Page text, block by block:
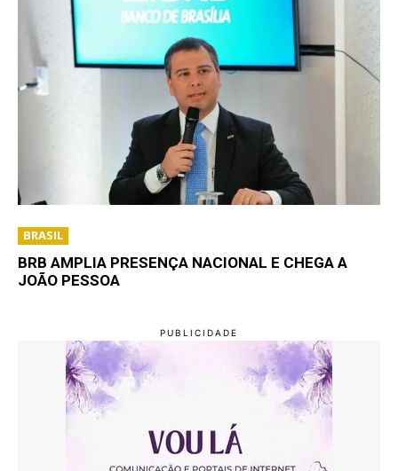
BRASIL
BRB AMPLIA PRESENÇA NACIONAL E CHEGA A
JOÃO PESSOA